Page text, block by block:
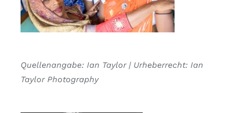
Quellenangabe: Ian Taylor | Urheberrecht: Ian
Taylor Photography